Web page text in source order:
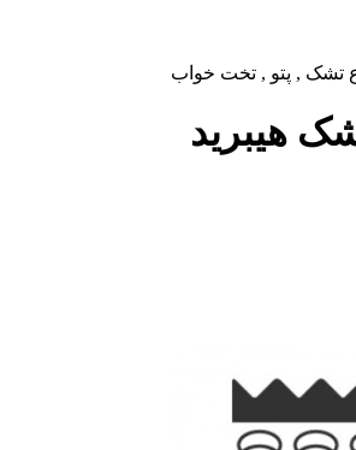
تشک , پتو , تخت خواب
هیبرید